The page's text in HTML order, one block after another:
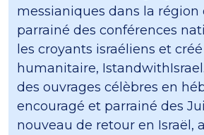
messianiques dans la région
parrainé des conférences
les croyants israéliens et
humanitaire,
des ouvrages célèbres en
encouragé et parrainé des
nouveau de retour en Israël,